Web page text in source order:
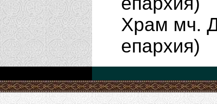
Храм мч.
епархия)